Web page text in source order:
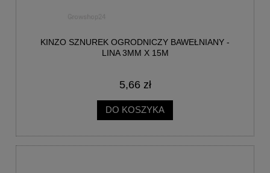
KINZO SZNUREK OGRODNICZY BAWEŁNIANY -
LINA 3MM X 15M
5,66 zł
DO KOSZYKA